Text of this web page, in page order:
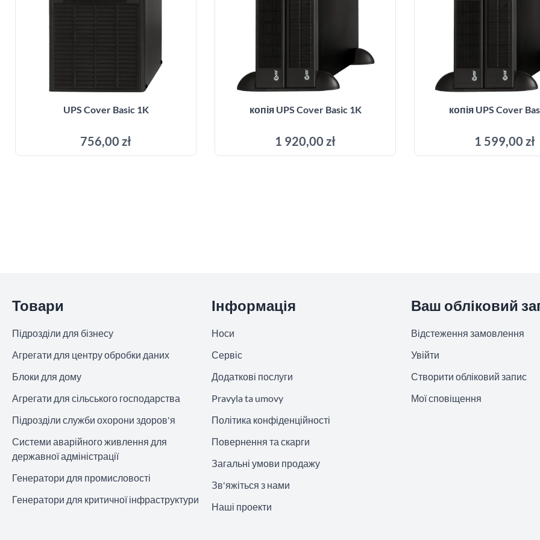
UPS Cover Basic 1K
756,00 zł
копія UPS Cover Basic 1K
1 920,00 zł
копія UPS Cover
1 599,00 zł
Товари
Підрозділи для бізнесу
Агрегати для центру обробки даних
Блоки для дому
Агрегати для сільського господарства
Підрозділи служби охорони здоров'я
Системи аварійного живлення для
державної адміністрації
Генератори для промисловості
Генератори для критичної інфраструктури
Інформація
Носи
Сервіс
Додаткові послуги
Pravyla ta umovy
Політика конфіденційності
Повернення та скарги
Загальні умови продажу
Зв'яжіться з нами
Наші проекти
Ваш обліковий
Відстеження замовлення
Увійти
Створити обліковий запис
Мої сповіщення